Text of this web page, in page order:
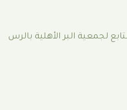
الأهلية بالرس